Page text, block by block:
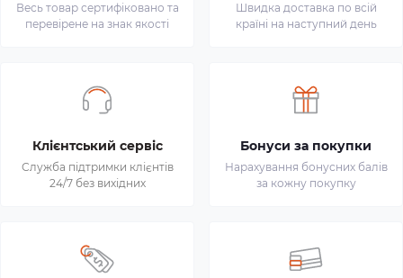
Весь товар сертифіковано та
перевірене на знак якості
Швидка доставка по всій
країні на наступний день
Клієнтський сервіс
Служба підтримки клієнтів
24/7 без вихідних
Бонуси за покупки
Нарахування бонусних балів
за кожну покупку